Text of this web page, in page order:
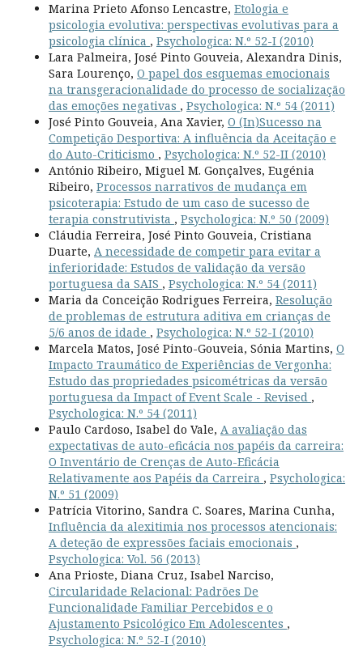
Marina Prieto Afonso Lencastre, Etologia e
psicologia evolutiva: perspectivas evolutivas para a
psicologia clínica , Psychologica: N.º 52-I (2010)
Lara Palmeira, José Pinto Gouveia, Alexandra Dinis,
Sara Lourenço, O papel dos esquemas emocionais
na transgeracionalidade do processo de socialização
das emoções negativas , Psychologica: N.º 54 (2011)
José Pinto Gouveia, Ana Xavier, O (In)Sucesso na
Competição Desportiva: A influência da Aceitação e
do Auto-Criticismo , Psychologica: N.º 52-II (2010)
António Ribeiro, Miguel M. Gonçalves, Eugénia
Ribeiro, Processos narrativos de mudança em
psicoterapia: Estudo de um caso de sucesso de
terapia construtivista , Psychologica: N.º 50 (2009)
Cláudia Ferreira, José Pinto Gouveia, Cristiana
Duarte, A necessidade de competir para evitar a
inferioridade: Estudos de validação da versão
portuguesa da SAIS , Psychologica: N.º 54 (2011)
Maria da Conceição Rodrigues Ferreira, Resolução
de problemas de estrutura aditiva em crianças de
5/6 anos de idade , Psychologica: N.º 52-I (2010)
Marcela Matos, José Pinto-Gouveia, Sónia Martins, O
Impacto Traumático de Experiências de Vergonha:
Estudo das propriedades psicométricas da versão
portuguesa da Impact of Event Scale - Revised ,
Psychologica: N.º 54 (2011)
Paulo Cardoso, Isabel do Vale, A avaliação das
expectativas de auto-eficácia nos papéis da carreira:
O Inventário de Crenças de Auto-Eficácia
Relativamente aos Papéis da Carreira , Psychologica:
N.º 51 (2009)
Patrícia Vitorino, Sandra C. Soares, Marina Cunha,
Influência da alexitimia nos processos atencionais:
A deteção de expressões faciais emocionais ,
Psychologica: Vol. 56 (2013)
Ana Prioste, Diana Cruz, Isabel Narciso,
Circularidade Relacional: Padrões De
Funcionalidade Familiar Percebidos e o
Ajustamento Psicológico Em Adolescentes ,
Psychologica: N.º 52-I (2010)